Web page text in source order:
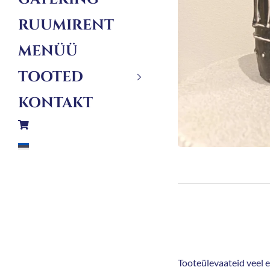
RUUMIRENT
MENÜÜ
TOOTED
KONTAKT
Tooteülevaateid veel